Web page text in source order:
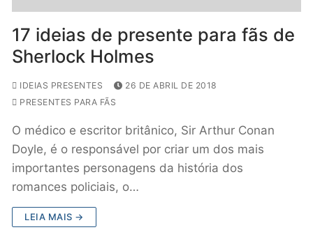
17 ideias de presente para fãs de
Sherlock Holmes
IDEIAS PRESENTES
26 DE ABRIL DE 2018
PRESENTES PARA FÃS
O médico e escritor britânico, Sir Arthur Conan
Doyle, é o responsável por criar um dos mais
importantes personagens da história dos
romances policiais, o…
LEIA MAIS →